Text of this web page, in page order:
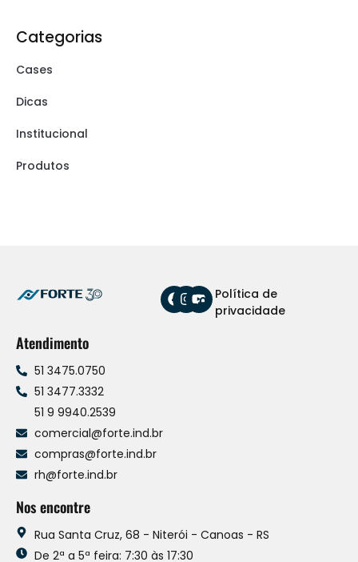
Categorias
Cases
Dicas
Institucional
Produtos
Política de
privacidade
Atendimento
51 3475.0750
51 3477.3332
51 9 9940.2539
comercial@forte.ind.br
compras@forte.ind.br
rh@forte.ind.br
Nos encontre
Rua Santa Cruz, 68 - Niterói - Canoas - RS
De 2ª a 5ª feira: 7:30 às 17:30